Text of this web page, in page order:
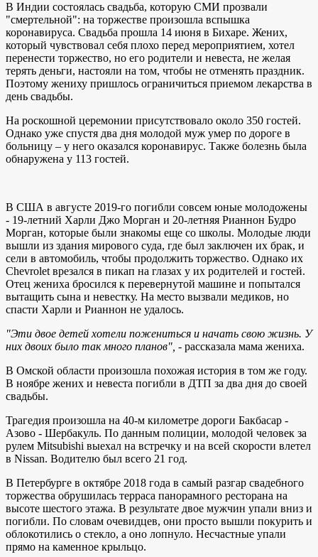
В Индии состоялась свадьба, которую СМИ прозвали
"смертельной": на торжестве произошла вспышка
коронавируса. Свадьба прошла 14 июня в Бихаре. Жених,
который чувствовал себя плохо перед мероприятием, хотел
перенести торжество, но его родители и невеста, не желая
терять деньги, настояли на том, чтобы не отменять праздник.
Поэтому жениху пришлось ограничиться приемом лекарства в
день свадьбы.
На роскошной церемонии присутствовало около 350 гостей.
Однако уже спустя два дня молодой муж умер по дороге в
больницу – у него оказался коронавирус. Также болезнь была
обнаружена у 113 гостей.
В США в августе 2019-го погибли совсем юные молодожены
- 19-летний Харли Джо Морган и 20-летняя Рианнон Будро
Морган, которые были знакомы еще со школы. Молодые люди
вышли из здания мирового суда, где был заключен их брак, и
сели в автомобиль, чтобы продолжить торжество. Однако их
Chevrolet врезался в пикап на глазах у их родителей и гостей.
Отец жениха бросился к перевернутой машине и попытался
вытащить сына и невестку. На место вызвали медиков, но
спасти Харли и Рианнон не удалось.
"Эти двое детей хотели пожениться и начать свою жизнь. У
них двоих было так много планов", - рассказала мама жениха.
В Омской области произошла похожая история в том же году.
В ноябре жених и невеста погибли в ДТП за два дня до своей
свадьбы.
Трагедия произошла на 40-м километре дороги Бакбасар -
Азово - Шербакуль. По данным полиции, молодой человек за
рулем Mitsubishi выехал на встречку и на всей скорости влетел
в Nissan. Водителю был всего 21 год.
В Петербурге в октябре 2018 года в самый разгар свадебного
торжества обрушилась терраса панорамного ресторана на
высоте шестого этажа. В результате двое мужчин упали вниз и
погибли. По словам очевидцев, они просто вышли покурить и
облокотились о стекло, а оно лопнуло. Несчастные упали
прямо на каменное крыльцо.